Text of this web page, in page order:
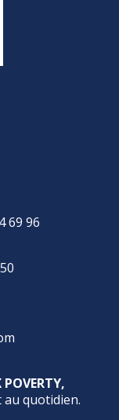
69 96
POVERTY,
quotidien.